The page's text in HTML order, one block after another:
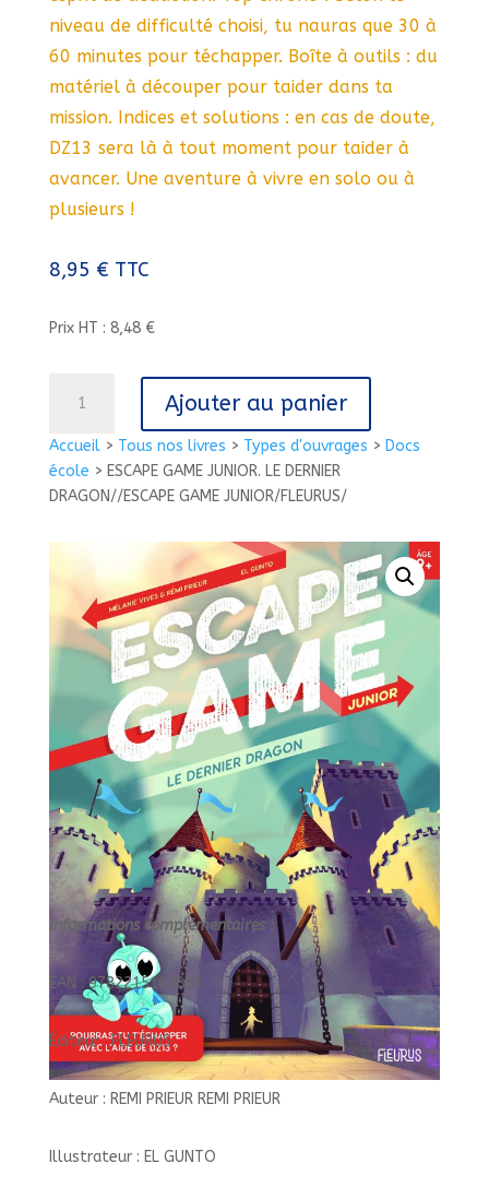
Accueil> Tous nos livres > Types d'ouvrages > Docs
école > ESCAPE GAME JUNIOR. LE DERNIER
DRAGON//ESCAPE GAME JUNIOR/FLEURUS/
niveau de difficulté choisi, tu nauras que 30 à
60 minutes pour téchapper. Boîte à outils : du
matériel à découper pour taider dans ta
mission. Indices et solutions : en cas de doute,
DZ13 sera là à tout moment pour taider à
avancer. Une aventure à vivre en solo ou à
plusieurs !
8,95 € TTC
Prix HT : 8,48 €
ESCAPE
GAME
JUNIOR.
JUNIOR/FLEURUS/
Ajouter au panier
Informations complémentaires :
EAN : 9782215162865
Éditeur : FLEURUS
Auteur : REMI PRIEUR REMI PRIEUR
Illustrateur : EL GUNTO